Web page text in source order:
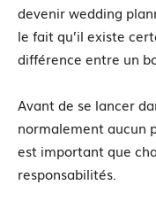
devenir wedding
le fait qu’il existe
différence entre un
Avant de se lancer
normalement aucun
est important que
responsabilités.